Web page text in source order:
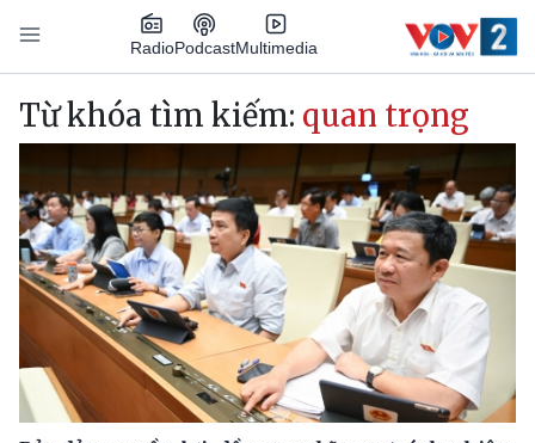
Nhảy đến nội dung
RadioPodcastMultimedia
Main navigation
Từ khóa tìm kiếm: quan trọng